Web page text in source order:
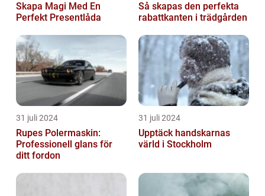
Skapa Magi Med En
Perfekt Presentlåda
Så skapas den perfekta
rabattkanten i trädgården
31 juli 2024
Rupes Polermaskin:
Professionell glans för
ditt fordon
31 juli 2024
Upptäck handskarnas
värld i Stockholm